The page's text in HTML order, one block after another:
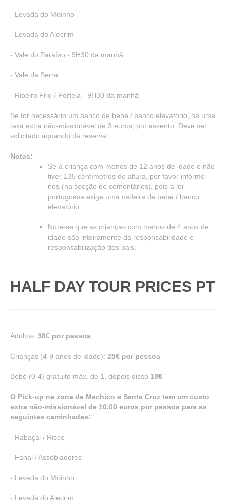
- Levada do Moinho
- Levada do Alecrim
- Vale do Paraíso - 9H30 da manhã
- Vale da Serra
- Ribeiro Frio / Portela - 9H30 da manhã
Se for necessário um banco de bebé / banco elevatório, há uma
taxa extra não-missionável de 3 euros, por assento. Deve ser
solicitado aquando da reserva.
Notas:
Se a criança com menos de 12 anos de idade e não
tiver 135 centímetros de altura, por favor informe-
nos (na secção de comentários), pois a lei
portuguesa exige uma cadeira de bebé / banco
elevatório.
Note-se que as crianças com menos de 4 anos de
idade são inteiramente da responsabilidade e
responsabilização dos pais.
HALF DAY TOUR PRICES PT
Adultos: 38€ por pessoa
Crianças (4-9 anos de idade): 25€ por pessoa
Bebé (0-4) gratuito máx. de 1, depois disso 18€
O Pick-up na zona de Machico e Santa Cruz tem um custo
extra não-missionável de 10,00 euros por pessoa para as
seguintes caminhadas:
- Rabaçal / Risco
- Fanal / Assobiadores
- Levada do Moinho
- Levada do Alecrim